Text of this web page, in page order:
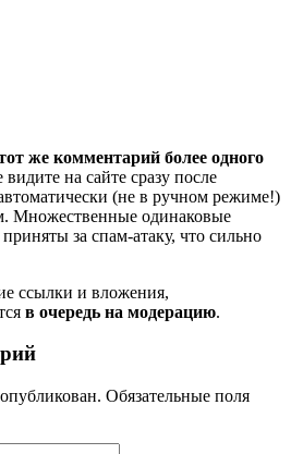
же комментарий более одного
на сайте сразу после
(не в ручном режиме!)
Множественные одинаковые
за спам-атаку, что сильно
ссылки и вложения,
в очередь на модерацию.
Обязательные поля